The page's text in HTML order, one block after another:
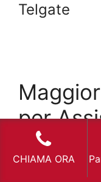
Telgate
per
CHIAMA ORA